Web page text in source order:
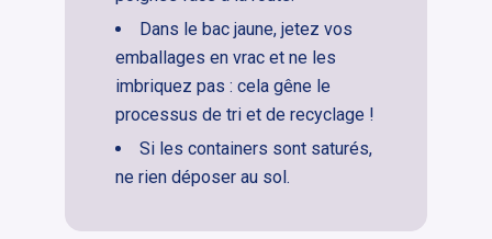
Dans le bac jaune, jetez vos
emballages en vrac et ne les
imbriquez pas : cela gêne le
processus de tri et de recyclage !
Si les containers sont saturés,
ne rien déposer au sol.